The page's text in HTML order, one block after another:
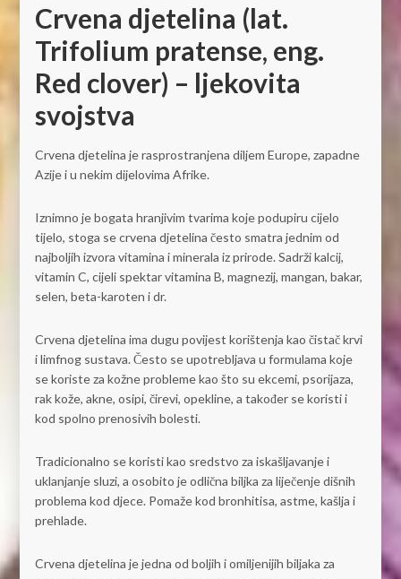
Crvena djetelina (lat.
Trifolium pratense, eng.
Red clover) – ljekovita
svojstva
Crvena djetelina je rasprostranjena diljem Europe, zapadne
Azije i u nekim dijelovima Afrike.
Iznimno je bogata hranjivim tvarima koje podupiru cijelo
tijelo, stoga se crvena djetelina često smatra jednim od
najboljih izvora vitamina i minerala iz prirode. Sadrži kalcij,
vitamin C, cijeli spektar vitamina B, magnezij, mangan, bakar,
selen, beta-karoten i dr.
Crvena djetelina ima dugu povijest korištenja kao čistač krvi
i limfnog sustava. Često se upotrebljava u formulama koje
se koriste za kožne probleme kao što su ekcemi, psorijaza,
rak kože, akne, osipi, čirevi, opekline, a također se koristi i
kod spolno prenosivih bolesti.
Tradicionalno se koristi kao sredstvo za iskašljavanje i
uklanjanje sluzi, a osobito je odlična biljka za liječenje dišnih
problema kod djece. Pomaže kod bronhitisa, astme, kašlja i
prehlade.
Crvena djetelina je jedna od boljih i omiljenijih biljaka za